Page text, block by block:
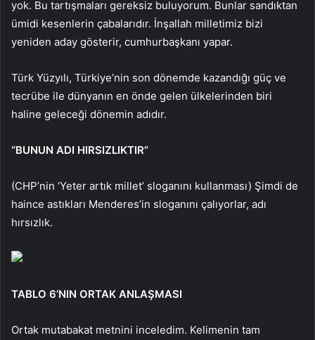
yok. Bu tartışmaları gereksiz buluyorum. Bunlar sandıktan
ümidi kesenlerin çabalarıdır. İnşallah milletimiz bizi
yeniden aday gösterir, cumhurbaşkanı yapar.
Türk Yüzyılı, Türkiye’nin son dönemde kazandığı güç ve
tecrübe ile dünyanın en önde gelen ülkelerinden biri
haline geleceği dönemin adıdır.
“BUNUN ADI HIRSIZLIKTIR”
(CHP’nin ‘Yeter artık millet’ sloganını kullanması) Şimdi de
haince astıkları Menderes’in sloganını çalıyorlar, adı
hırsızlık.
TABLO 6’NIN ORTAK ANLAŞMASI
Ortak mutabakat metnini inceledim. Kelimenin tam